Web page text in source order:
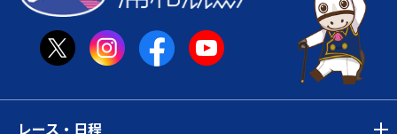
レース・日程